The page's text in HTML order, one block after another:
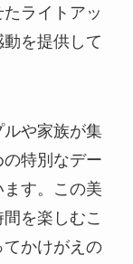
ライトアッ
を提供して
や家族が集
特別なデー
ます。この美
を楽しむこ
てかけがえの